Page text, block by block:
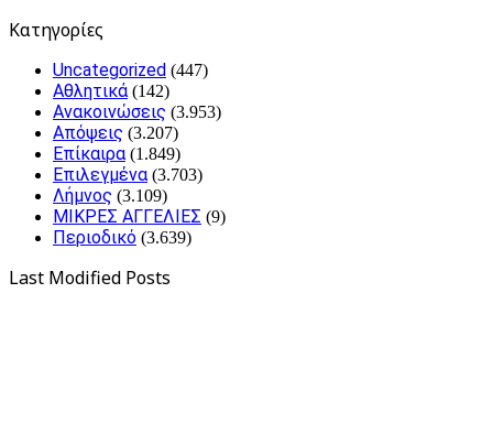
Kατηγορίες
Uncategorized (447)
Αθλητικά (142)
Ανακοινώσεις (3.953)
Απόψεις (3.207)
Επίκαιρα (1.849)
Επιλεγμένα (3.703)
Λήμνος (3.109)
ΜΙΚΡΕΣ ΑΓΓΕΛΙΕΣ (9)
Περιοδικό (3.639)
Last Modified Posts